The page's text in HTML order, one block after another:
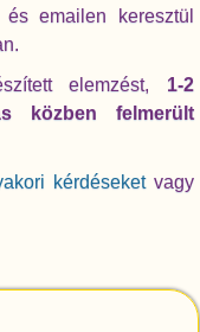
emailen keresztül
elemzést, 1-2
közben felmerült
kérdéseketvagy